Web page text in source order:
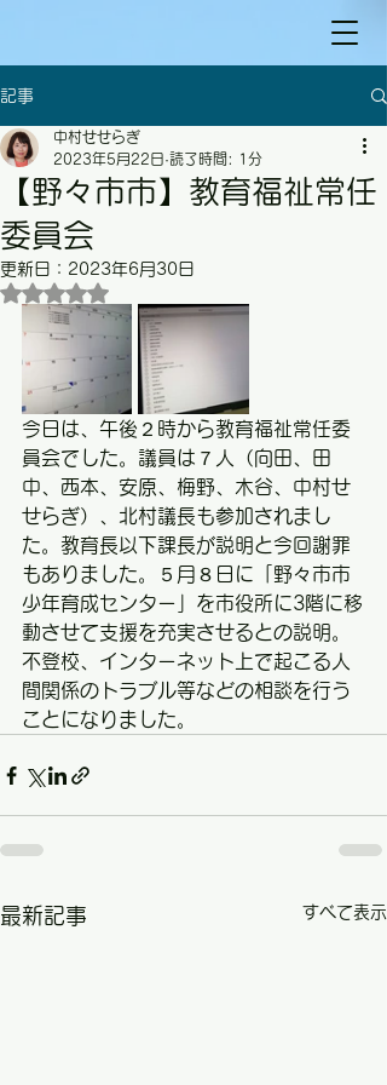
記事
【野々市市】教育福祉常任
委員会
中村せせらぎ
2023年5月22日 読了時間: 1分
更新日： 2023年6月30日
5つ星のうちNaNと評価されています。
今日は、午後２時から教育福祉常任委
員会でした。議員は７人（向田、田
中、西本、安原、梅野、木谷、中村せ
せらぎ）、北村議長も参加されまし
た。教育長以下課長が説明と今回謝罪
もありました。５月８日に「野々市市
少年育成センター」を市役所に3階に移
動させて支援を充実させるとの説明。
不登校、インターネット上で起こる人
間関係のトラブル等などの相談を行う
ことになりました。
最新記事 すべて表示